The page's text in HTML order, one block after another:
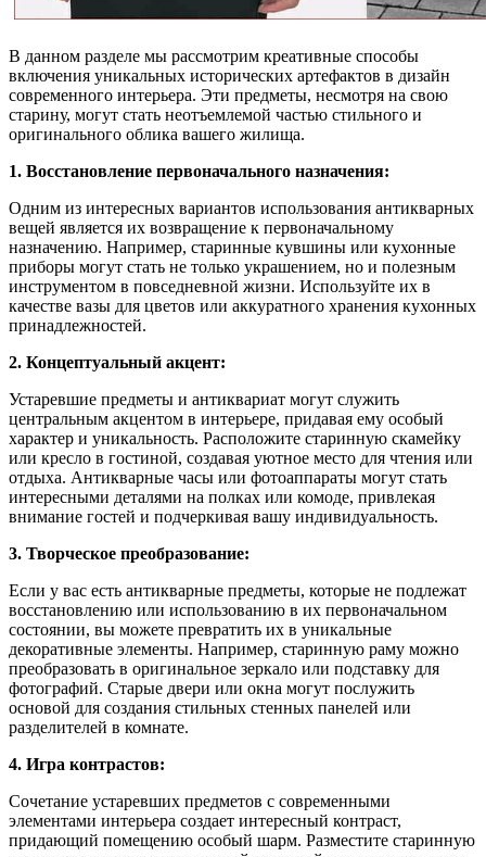
В данном разделе мы рассмотрим креативные способы
включения уникальных исторических артефактов в дизайн
современного интерьера. Эти предметы, несмотря на свою
старину, могут стать неотъемлемой частью стильного и
оригинального облика вашего жилища.
1. Восстановление первоначального назначения:
Одним из интересных вариантов использования антикварных
вещей является их возвращение к первоначальному
назначению. Например, старинные кувшины или кухонные
приборы могут стать не только украшением, но и полезным
инструментом в повседневной жизни. Используйте их в
качестве вазы для цветов или аккуратного хранения кухонных
принадлежностей.
2. Концептуальный акцент:
Устаревшие предметы и антиквариат могут служить
центральным акцентом в интерьере, придавая ему особый
характер и уникальность. Расположите старинную скамейку
или кресло в гостиной, создавая уютное место для чтения или
отдыха. Антикварные часы или фотоаппараты могут стать
интересными деталями на полках или комоде, привлекая
внимание гостей и подчеркивая вашу индивидуальность.
3. Творческое преобразование:
Если у вас есть антикварные предметы, которые не подлежат
восстановлению или использованию в их первоначальном
состоянии, вы можете превратить их в уникальные
декоративные элементы. Например, старинную раму можно
преобразовать в оригинальное зеркало или подставку для
фотографий. Старые двери или окна могут послужить
основой для создания стильных стенных панелей или
разделителей в комнате.
4. Игра контрастов:
Сочетание устаревших предметов с современными
элементами интерьера создает интересный контраст,
придающий помещению особый шарм. Разместите старинную